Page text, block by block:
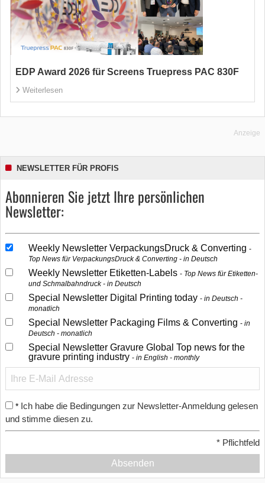
EDP Award 2026 für Screens Truepress PAC 830F
Weiterlesen
Anzeige
NEWSLETTER FÜR PROFIS
Abonnieren Sie jetzt Ihre persönlichen
Newsletter:
Weekly Newsletter VerpackungsDruck & Converting
Top News für VerpackungsDruck & Converting - in Deutsch
Weekly Newsletter Etiketten-Labels
Top News für Etiketten-
und Schmalbahndruck - in Deutsch
Special Newsletter Digital Printing today
in Deutsch -
monatlich
Special Newsletter Packaging Films & Converting
in
Deutsch - monatlich
Special Newsletter Gravure Global Top news for the
gravure printing industry
in English - monthly
* Ich habe die Bedingungen zur Newsletter-Anmeldung gelesen
und stimme diesen zu.
* Pflichtfeld
Absenden